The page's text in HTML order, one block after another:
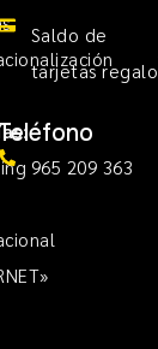
:
Saldo de
tarjetas regalo
965 209 363